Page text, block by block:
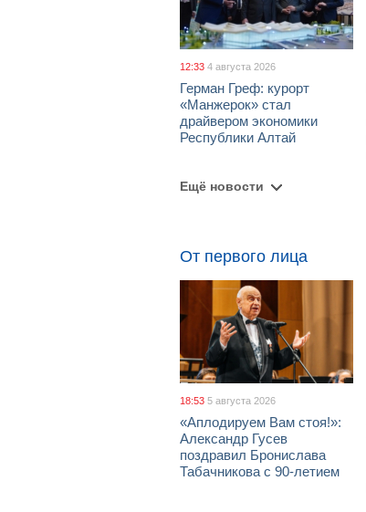
12:33 4 августа 2026
Герман Греф: курорт
«Манжерок» стал
драйвером экономики
Республики Алтай
Ещё новости
От первого лица
18:53 5 августа 2026
«Аплодируем Вам стоя!»:
Александр Гусев
поздравил Бронислава
Табачникова с 90-летием